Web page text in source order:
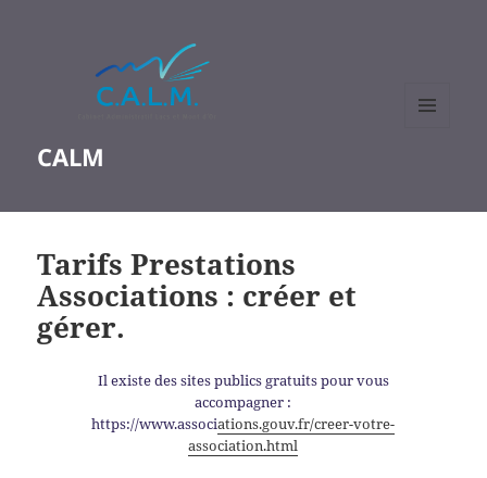
CALM
Tarifs Prestations
Associations : créer et
gérer.
Il existe des sites publics gratuits pour vous
accompagner :
https://www.associations.gouv.fr/creer-votre-
association.html